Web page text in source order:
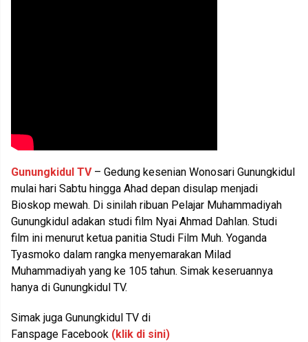
Gunungkidul TV– Gedung kesenian Wonosari Gunungkidul
mulai hari Sabtu hingga Ahad depan disulap menjadi
Bioskop mewah. Di sinilah ribuan Pelajar Muhammadiyah
Gunungkidul adakan studi film Nyai Ahmad Dahlan. Studi
film ini menurut ketua panitia Studi Film Muh. Yoganda
Tyasmoko dalam rangka menyemarakan Milad
Muhammadiyah yang ke 105 tahun. Simak keseruannya
hanya di Gunungkidul TV.
Simak juga Gunungkidul TV di
Fanspage Facebook (klik di sini)